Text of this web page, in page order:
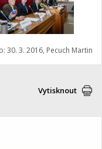
30. 3. 2016, Pecuch Martin
Vytisknout